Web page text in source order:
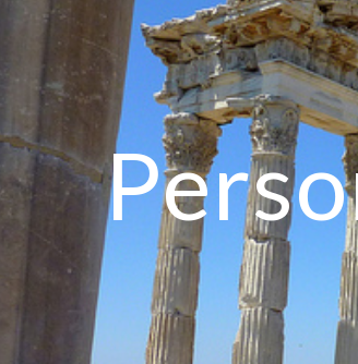
Skip to main content